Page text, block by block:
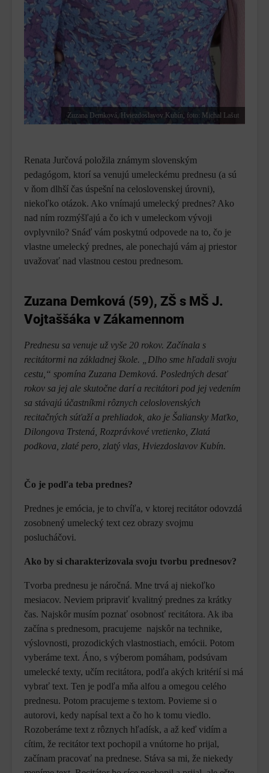
Zuzana Demková, Hviezdoslavov Kubín, foto: Michal Lašut
Renata Jurčová položila známym slovenským
pedagógom, ktorí sa venujú umeleckému prednesu (a sú
v ňom dlhší čas úspešní na celoslovenskej úrovni),
niekoľko otázok. Ako vnímajú umelecký prednes? Ako
nad ním rozmýšľajú a čo ich v umeleckom vývoji
ovplyvnilo? Snáď vám poskytnú odpovede na to, čo je
vlastne umelecký prednes, ale ponechajú vám aj priestor
uvažovať nad vlastnou cestou prednesom.
Zuzana Demková (59), ZŠ s MŠ J.
Vojtaššáka v Zákamennom
Prednesu sa venuje už vyše 20 rokov. Začínala s
recitátormi na základnej škole. „Dlho sme hľadali svoju
cestu,“ spomína Zuzana Demková. Posledných desať
rokov sa jej ale skutočne darí a recitátori pod jej vedením
sa stávajú účastníkmi rôznych celoslovenských
recitačných súťaží a prehliadok, ako je Šaliansky Maťko,
Dilongova Trstená, Rozprávkové vretienko, Zlatá
podkova, zlaté pero, zlatý vlas, Hviezdoslavov Kubín.
Čo je podľa teba prednes?
Prednes je emócia, je to chvíľa, v ktorej recitátor odovzdá
zosobnený umelecký text cez obrazy svojmu
poslucháčovi.
Ako by si charakterizovala svoju tvorbu prednesov?
Tvorba prednesu je náročná. Mne trvá aj niekoľko
mesiacov. Neviem pripraviť kvalitný prednes za krátky
čas. Najskôr musím poznať osobnosť recitátora. Ak iba
začína s prednesom, pracujeme najskôr na technike,
výslovnosti, prozodických vlastnostiach, emócii. Potom
vyberáme text. Áno, s výberom pomáham, podsúvam
umelecké texty, učím recitátora, podľa akých kritérií si má
vybrať text. Ten je podľa mňa alfou a omegou celého
prednesu. Potom pracujeme s textom. Povieme si o
autorovi, kedy napísal text a čo ho k tomu viedlo.
Rozoberáme text z rôznych hľadísk, a až keď vidím a
cítim, že recitátor text pochopil a vnútorne ho prijal,
začínam pracovať na prednese. Stáva sa mi, že niekedy